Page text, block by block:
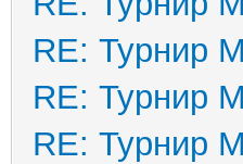
RE: Турнир
RE: Турнир
RE: Турнир